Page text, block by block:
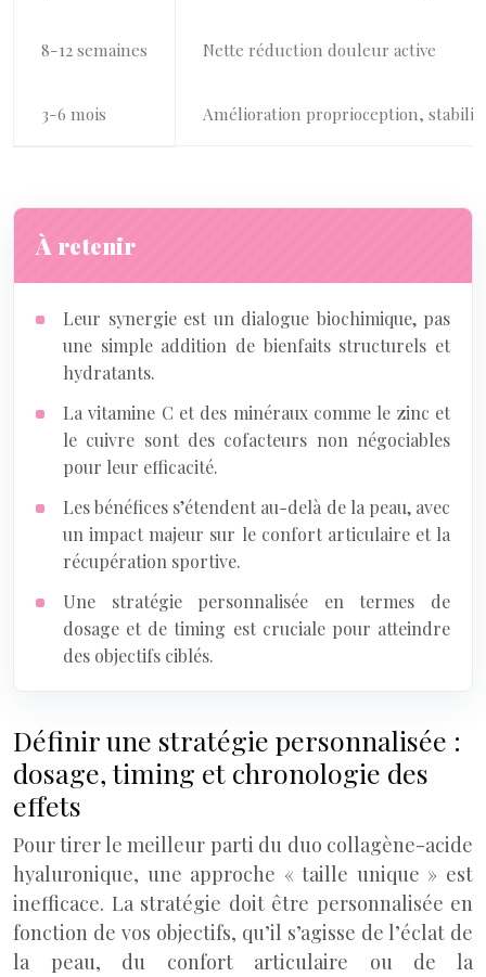
8-12 semaines Nette réduction douleur active
3-6 mois Amélioration proprioception,
À retenir
Leur synergie est un dialogue biochimique, pas
une simple addition de bienfaits structurels et
hydratants.
La vitamine C et des minéraux comme le zinc et
le cuivre sont des cofacteurs non négociables
pour leur efficacité.
Les bénéfices s’étendent au-delà de la peau, avec
un impact majeur sur le confort articulaire et la
récupération sportive.
Une stratégie personnalisée en termes de
dosage et de timing est cruciale pour atteindre
des objectifs ciblés.
Définir une stratégie personnalisée :
dosage, timing et chronologie des
effets
Pour tirer le meilleur parti du duo collagène-acide
hyaluronique, une approche « taille unique » est
inefficace. La stratégie doit être personnalisée en
fonction de vos objectifs, qu’il s’agisse de l’éclat de
la peau, du confort articulaire ou de la